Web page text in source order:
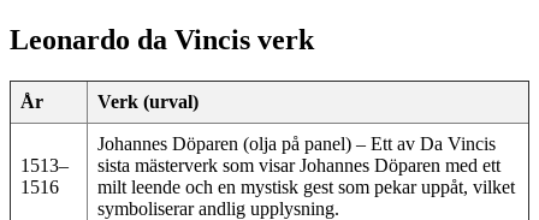
Leonardo da Vincis verk
År Verk (urval)
1513–
1516
Johannes Döparen (olja på panel) – Ett av Da Vincis
sista mästerverk som visar Johannes Döparen med ett
milt leende och en mystisk gest som pekar uppåt, vilket
symboliserar andlig upplysning.